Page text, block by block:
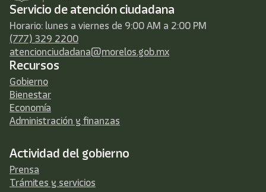
Servicio de atención ciudadana
Horario: lunes a viernes de 9:00 AM a 2:00 PM
(777) 329 2200
atencionciudadana@morelos.gob.mx
Recursos
Gobierno
Bienestar
Economía
Administración y finanzas
Actividad del gobierno
Prensa
Trámites y servicios